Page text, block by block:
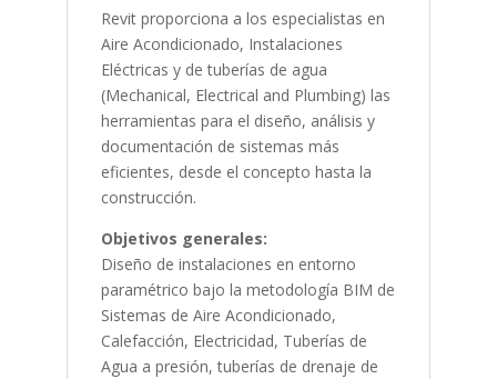
Revit proporciona a los especialistas en
Aire Acondicionado, Instalaciones
Eléctricas y de tuberías de agua
(Mechanical, Electrical and Plumbing) las
herramientas para el diseño, análisis y
documentación de sistemas más
eficientes, desde el concepto hasta la
construcción.
Objetivos generales:
Diseño de instalaciones en entorno
paramétrico bajo la metodología BIM de
Sistemas de Aire Acondicionado,
Calefacción, Electricidad, Tuberías de
Agua a presión, tuberías de drenaje de